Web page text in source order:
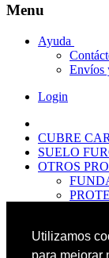
Utilizamos
Menu
Ayuda
Envíos
Login
CUBRE
SUELO
OTROS